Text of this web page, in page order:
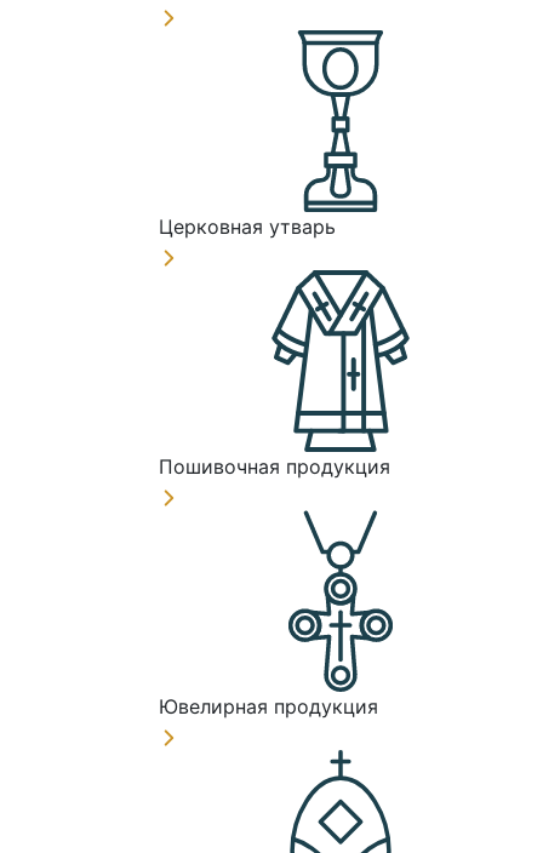
Церковная утварь
Пошивочная продукция
Ювелирная продукция